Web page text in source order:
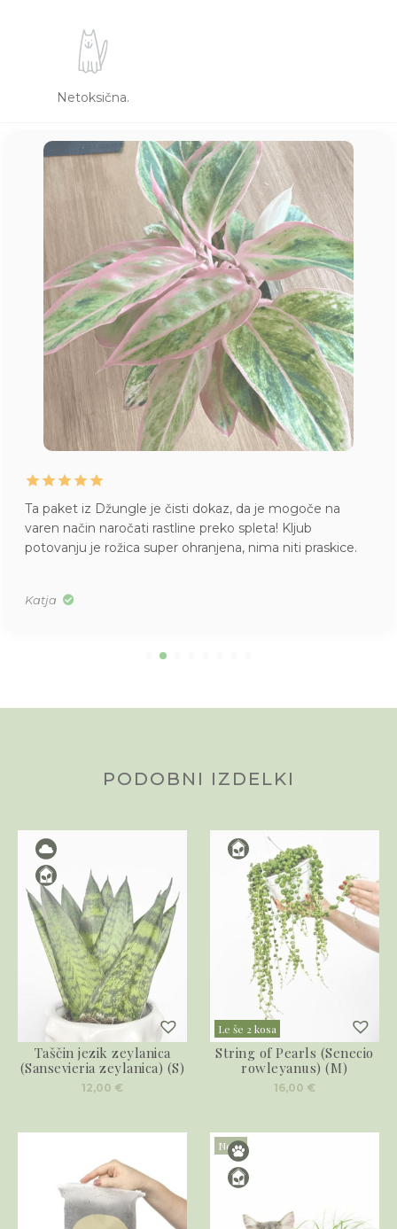
Netoksična.
Ta paket iz Džungle je čisti dokaz, da je mogoče na
varen način naročati rastline preko spleta! Kljub
potovanju je rožica super ohranjena, nima niti praskice.
Katja
PODOBNI IZDELKI
Taščin jezik zeylanica
(Sansevieria zeylanica) (S)
12,00 €
Le še 2 kosa
String of Pearls (Senecio
rowleyanus) (M)
16,00 €
Novo